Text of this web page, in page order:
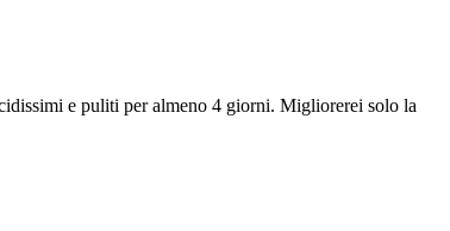
e puliti per almeno 4 giorni. Migliorerei solo la